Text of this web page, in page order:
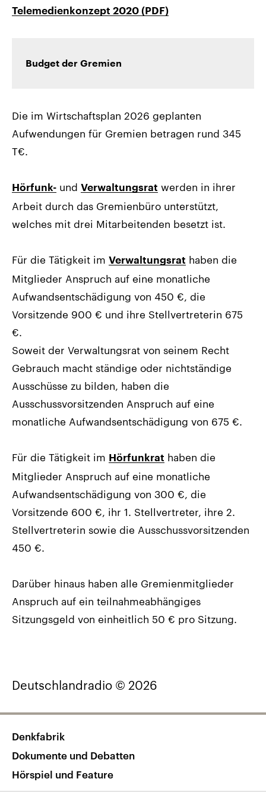
Telemedienkonzept 2020 (PDF)
Budget der Gremien
Die im Wirtschaftsplan 2026 geplanten
Aufwendungen für Gremien betragen rund 345
T€.
Hörfunk- und Verwaltungsrat werden in ihrer
Arbeit durch das Gremienbüro unterstützt,
welches mit drei Mitarbeitenden besetzt ist.
Für die Tätigkeit im Verwaltungsrat haben die
Mitglieder Anspruch auf eine monatliche
Aufwandsentschädigung von 450 €, die
Vorsitzende 900 € und ihre Stellvertreterin 675
€.
Soweit der Verwaltungsrat von seinem Recht
Gebrauch macht ständige oder nichtständige
Ausschüsse zu bilden, haben die
Ausschussvorsitzenden Anspruch auf eine
monatliche Aufwandsentschädigung von 675 €.
Für die Tätigkeit im Hörfunkrat haben die
Mitglieder Anspruch auf eine monatliche
Aufwandsentschädigung von 300 €, die
Vorsitzende 600 €, ihr 1. Stellvertreter, ihre 2.
Stellvertreterin sowie die Ausschussvorsitzenden
450 €.
Darüber hinaus haben alle Gremienmitglieder
Anspruch auf ein teilnahmeabhängiges
Sitzungsgeld von einheitlich 50 € pro Sitzung.
Deutschlandradio © 2026
Denkfabrik
Dokumente und Debatten
Hörspiel und Feature